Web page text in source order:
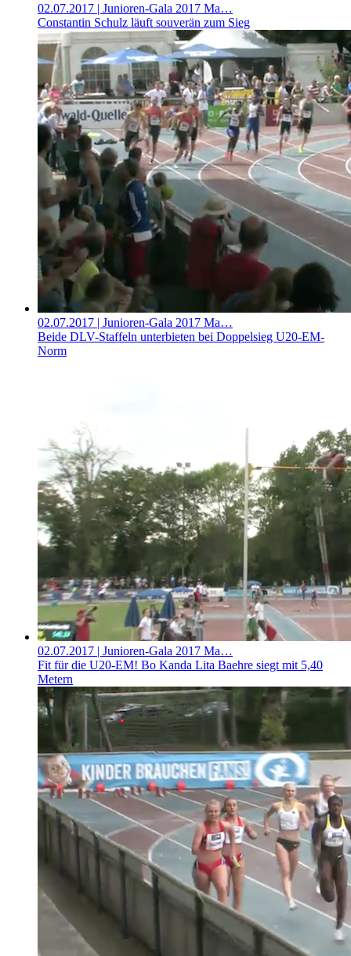
02.07.2017 | Junioren-Gala 2017 Ma…
Constantin Schulz läuft souverän zum Sieg
02.07.2017 | Junioren-Gala 2017 Ma…
Beide DLV-Staffeln unterbieten bei Doppelsieg U20-EM-
Norm
02.07.2017 | Junioren-Gala 2017 Ma…
Fit für die U20-EM! Bo Kanda Lita Baehre siegt mit 5,40
Metern